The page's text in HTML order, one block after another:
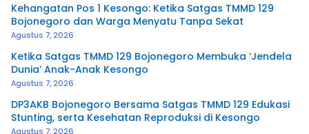
Kehangatan Pos 1 Kesongo: Ketika Satgas TMMD 129
Bojonegoro dan Warga Menyatu Tanpa Sekat
Agustus 7, 2026
Ketika Satgas TMMD 129 Bojonegoro Membuka ‘Jendela
Dunia’ Anak-Anak Kesongo
Agustus 7, 2026
DP3AKB Bojonegoro Bersama Satgas TMMD 129 Edukasi
Stunting, serta Kesehatan Reproduksi di Kesongo
Agustus 7, 2026